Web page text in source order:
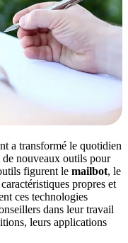
a transformé le quotidien
nouveaux outils pour
figurent le mailbot, le
propres et
ces technologies
dans leur travail
leurs applications